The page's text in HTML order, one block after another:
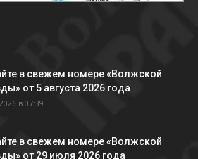
в свежем номере «Волжской
от 5 августа 2026 года
в 07:39
в свежем номере «Волжской
от 29 июля 2026 года